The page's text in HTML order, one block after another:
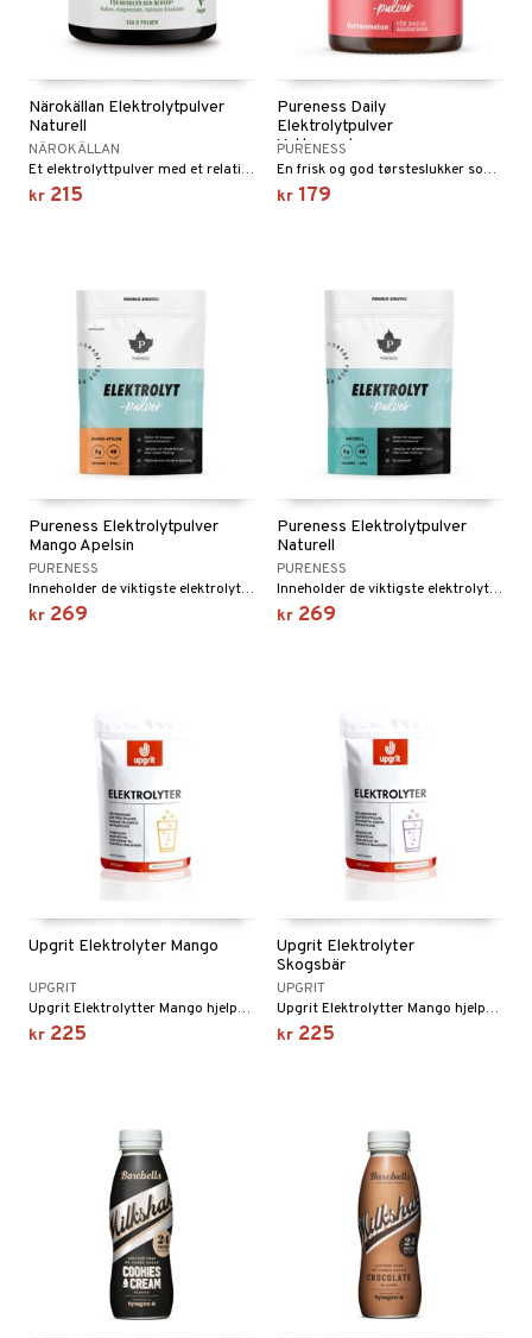
Närokällan Elektrolytpulver
Naturell
NÄROKÄLLAN
Et elektrolyttpulver med et relativt høyt innhold på 1000 mg kalium per dose.
kr 215
Pureness Daily
Elektrolytpulver
Vattenmelon
PURENESS
En frisk og god tørsteslukker som bidrar til å opprettholde elektrolyttbalansen i kroppen.
kr 179
Pureness Elektrolytpulver
Mango Apelsin
PURENESS
Inneholder de viktigste elektrolyttene, Guérande-havsalt, C-vitamin og organisk svovel (OptiMSM)
kr 269
Pureness Elektrolytpulver
Naturell
PURENESS
Inneholder de viktigste elektrolyttene, Guérande-salt, C-vitamin og organisk svovel (OptiMSM)
kr 269
Upgrit Elektrolyter Mango
UPGRIT
Upgrit Elektrolytter Mango hjelper deg å fylle på med natrium, kalium, magnesium og klorid.
kr 225
Upgrit Elektrolyter
Skogsbär
UPGRIT
Upgrit Elektrolytter Mango hjelper deg å fylle på med natrium, kalium, magnesium og klorid.
kr 225